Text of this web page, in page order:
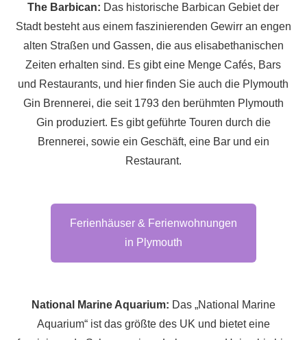
The Barbican: Das historische Barbican Gebiet der
Stadt besteht aus einem faszinierenden Gewirr an engen
alten Straßen und Gassen, die aus elisabethanischen
Zeiten erhalten sind. Es gibt eine Menge Cafés, Bars
und Restaurants, und hier finden Sie auch die Plymouth
Gin Brennerei, die seit 1793 den berühmten Plymouth
Gin produziert. Es gibt geführte Touren durch die
Brennerei, sowie ein Geschäft, eine Bar und ein
Restaurant.
Ferienhäuser & Ferienwohnungen
in Plymouth
National Marine Aquarium: Das „National Marine
Aquarium“ ist das größte des UK und bietet eine